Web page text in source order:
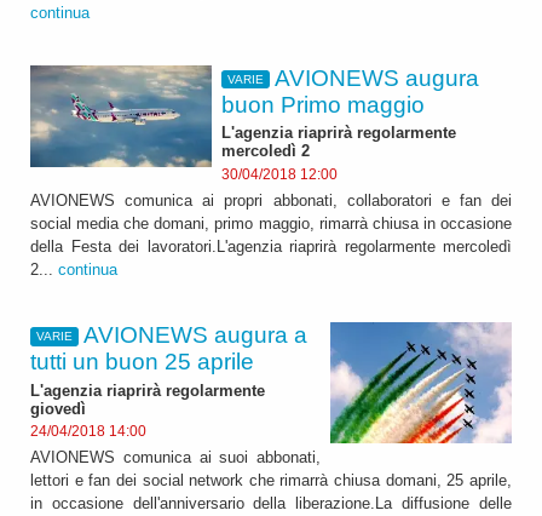
continua
VARIE
AVIONEWS augura
buon Primo maggio
L'agenzia riaprirà regolarmente
mercoledì 2
30/04/2018 12:00
AVIONEWS comunica ai propri abbonati, collaboratori e fan dei
social media che domani, primo maggio, rimarrà chiusa in occasione
della Festa dei lavoratori.L'agenzia riaprirà regolarmente mercoledì
2... continua
VARIE
AVIONEWS augura a
tutti un buon 25 aprile
L'agenzia riaprirà regolarmente
giovedì
24/04/2018 14:00
AVIONEWS comunica ai suoi abbonati,
lettori e fan dei social network che rimarrà chiusa domani, 25 aprile,
in occasione dell'anniversario della liberazione.La diffusione delle